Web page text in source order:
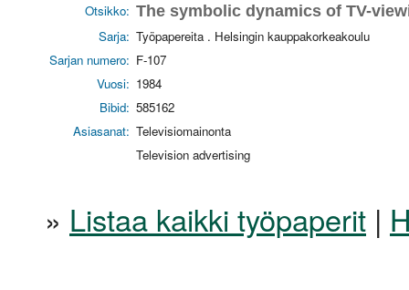
Otsikko: The symbolic dynamics of TV-
Sarja: Työpapereita . Helsingin kauppakorkeakoulu
Sarjan numero: F-107
Vuosi: 1984
Bibid: 585162
Asiasanat: Televisiomainonta
Television advertising
» Listaa kaikki työpaperit |